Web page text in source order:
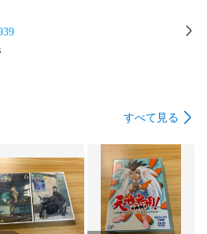
すべて見る